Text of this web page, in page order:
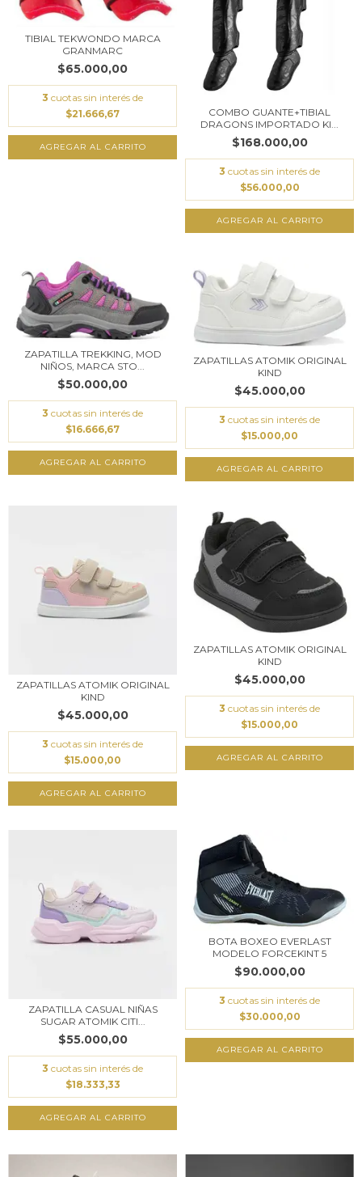
TIBIAL TEKWONDO MARCA
GRANMARC
$65.000,00
3 cuotas sin interés de
$21.666,67
AGREGAR AL CARRITO
COMBO GUANTE+TIBIAL
DRAGONS IMPORTADO KI...
$168.000,00
3 cuotas sin interés de
$56.000,00
AGREGAR AL CARRITO
ZAPATILLA TREKKING, MOD
NIÑOS, MARCA STO...
$50.000,00
3 cuotas sin interés de
$16.666,67
AGREGAR AL CARRITO
ZAPATILLAS ATOMIK ORIGINAL
KIND
$45.000,00
3 cuotas sin interés de
$15.000,00
AGREGAR AL CARRITO
ZAPATILLAS ATOMIK ORIGINAL
KIND
$45.000,00
3 cuotas sin interés de
$15.000,00
AGREGAR AL CARRITO
ZAPATILLAS ATOMIK ORIGINAL
KIND
$45.000,00
3 cuotas sin interés de
$15.000,00
AGREGAR AL CARRITO
ZAPATILLA CASUAL NIÑAS
SUGAR ATOMIK CITI...
$55.000,00
3 cuotas sin interés de
$18.333,33
AGREGAR AL CARRITO
BOTA BOXEO EVERLAST
MODELO FORCEKINT 5
$90.000,00
3 cuotas sin interés de
$30.000,00
AGREGAR AL CARRITO